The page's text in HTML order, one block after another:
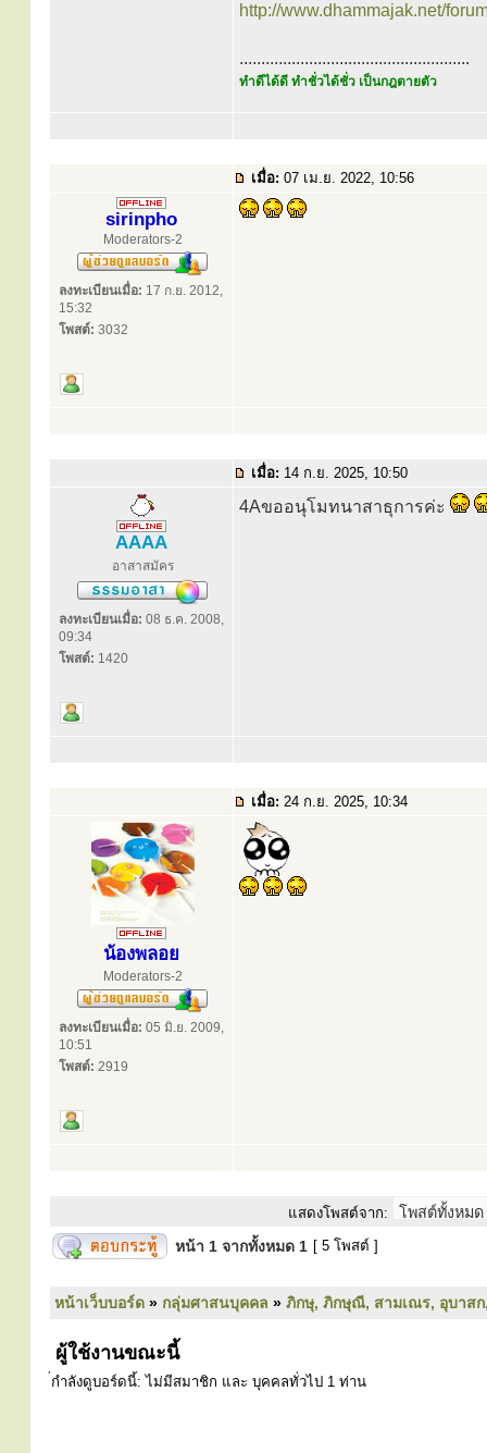
http://www.dhammajak.net/
.....................................................
ทำดีได้ดี ทำชั่วได้ชั่ว เป็นกฎตายตัว
เมื่อ: 07 เม.ย. 2022, 10:56
sirinpho
Moderators-2
ลงทะเบียนเมื่อ: 17 ก.ย. 2012,
15:32
โพสต์: 3032
เมื่อ: 14 ก.ย. 2025, 10:50
AAAA
อาสาสมัคร
ลงทะเบียนเมื่อ: 08 ธ.ค. 2008,
09:34
โพสต์: 1420
4Aขออนุโมทนาสาธุการค่ะ
เมื่อ: 24 ก.ย. 2025, 10:34
น้องพลอย
Moderators-2
ลงทะเบียนเมื่อ: 05 มิ.ย. 2009,
10:51
โพสต์: 2919
แสดงโพสต์จาก:
หน้า 1 จากทั้งหมด 1 [ 5 โพสต์ ]
หน้าเว็บบอร์ด » กลุ่มศาสนบุคคล » ภิกษุ, ภิกษุณี, สามเณร, อุบาสก
ผู้ใช้งานขณะนี้
่กำลังดูบอร์ดนี้: ไม่มีสมาชิก และ บุคคลทั่วไป 1 ท่าน